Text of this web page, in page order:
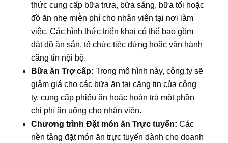
thức cung cấp bữa trưa, bữa sáng, bữa tối hoặc
đồ ăn nhẹ miễn phí cho nhân viên tại nơi làm
việc. Các hình thức triển khai có thể bao gồm
đặt đồ ăn sẵn, tổ chức tiệc đứng hoặc vận hành
căng tin nội bộ.
Bữa ăn Trợ cấp: Trong mô hình này, công ty sẽ
giảm giá cho các bữa ăn tại căng tin của công
ty, cung cấp phiếu ăn hoặc hoàn trả một phần
chi phí ăn uống cho nhân viên.
Chương trình Đặt món ăn Trực tuyến: Các
nền tảng đặt món ăn trực tuyến dành cho doanh